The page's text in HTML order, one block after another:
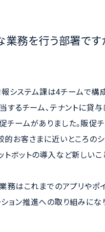
業務を行う部署です
システム課は4チームで構
するチーム、テナントに貸与
ームがありました。販促チ
的お客さまに近いところの
ボットの導入など新しいこ
務はこれまでのアプリやポ
ョン推進への取り組みにな